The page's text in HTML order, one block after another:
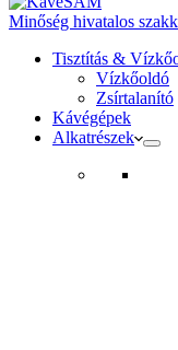
Minőség hivatalos
Tisztítás &
Vízkőoldó
Zsírtalanító
Kávégépek
Alkatrészek